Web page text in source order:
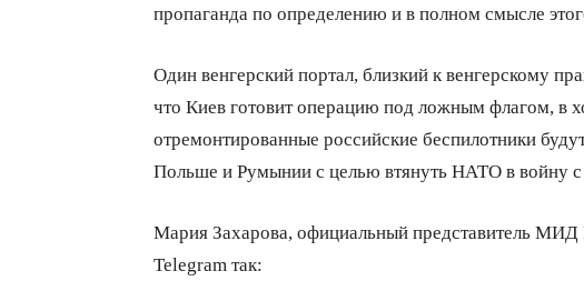
пропаганда по определению и в полном смысле
Один венгерский портал, близкий к венгерскому
что Киев готовит операцию под ложным флагом, в
отремонтированные российские беспилотники
Польше и Румынии с целью втянуть НАТО в войну с
Мария Захарова, официальный представитель МИД
Telegram так: